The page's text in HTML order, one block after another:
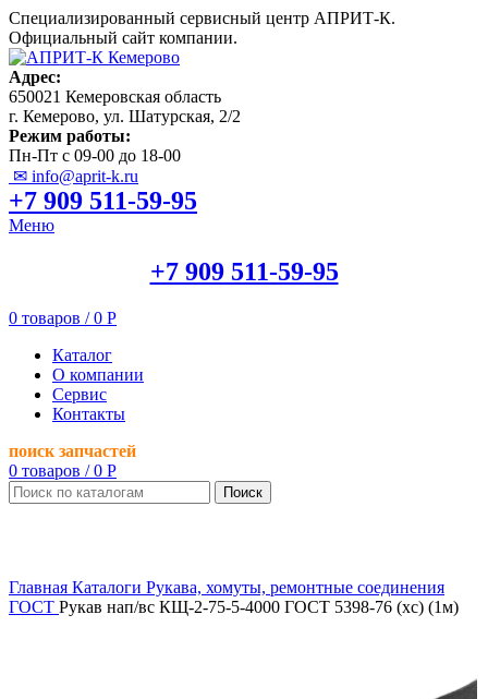
Специализированный сервисный центр АПРИТ-К.
Официальный сайт компании.
Адрес:
650021 Кемеровская область
г. Кемерово, ул. Шатурская, 2/2
Режим работы:
Пн-Пт с 09-00 до 18-00
✉ info@aprit-k.ru
+7 909 511-59-95
Меню
+7 909 511-59-95
0 товаров / 0 Р
Каталог
О компании
Сервис
Контакты
поиск запчастей
0 товаров / 0 Р
Поиск
Главная Каталоги Рукава, хомуты, ремонтные соединения
ГОСТ Рукав нап/вс КЩ-2-75-5-4000 ГОСТ 5398-76 (хс) (1м)